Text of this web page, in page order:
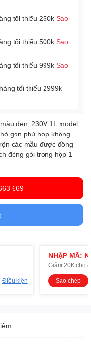
tối thiểu 250k Sao
tối thiểu 500k Sao
tối thiểu 999k Sao
tối thiểu 2999k
đen, 230V 1L model
gọn phù hợp không
các mẫu được đồng
đóng gói trong hộp 1
669
Điều kiện
NHẬP MÃ:
Giảm 20K cho
Sao chép